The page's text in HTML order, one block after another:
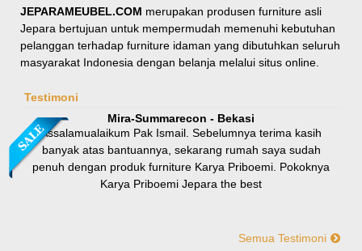
Meja Makan Oval Minimalis Kursi Silang
Rp 8.100.0009.000.000
JEPARAMEUBEL.COM merupakan produsen furniture asli
Jepara bertujuan untuk mempermudah memenuhi kebutuhan
pelanggan terhadap furniture idaman yang dibutuhkan seluruh
masyarakat Indonesia dengan belanja melalui situs online.
Testimoni
Mira-Summarecon - Bekasi
Assalamualaikum Pak Ismail. Sebelumnya terima kasih
banyak atas bantuannya, sekarang rumah saya sudah
penuh dengan produk furniture Karya Priboemi. Pokoknya
Karya Priboemi Jepara the best
Semua Testimoni